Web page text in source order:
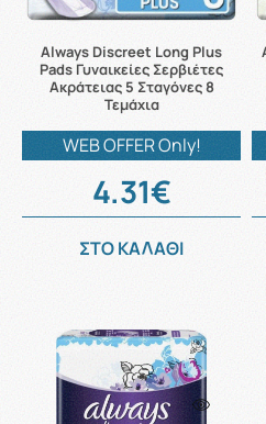
Always Discreet Long Plus
Pads Γυναικείες Σερβιέτες
Ακράτειας 5 Σταγόνες 8
Τεμάχια
WEB OFFER Only!
4.31€
ΣΤΟ ΚΑΛΑΘΙ